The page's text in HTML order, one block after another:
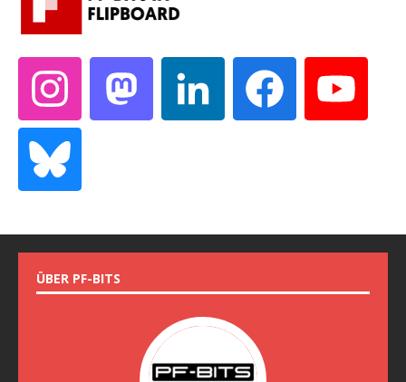
ÜBER PF-BITS